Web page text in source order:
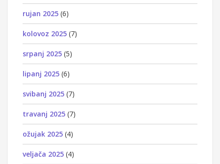
rujan 2025 (6)
kolovoz 2025 (7)
srpanj 2025 (5)
lipanj 2025 (6)
svibanj 2025 (7)
travanj 2025 (7)
ožujak 2025 (4)
veljača 2025 (4)